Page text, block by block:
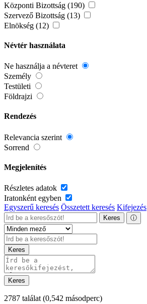
Központi Bizottság (190)
Szervező Bizottság (13)
Elnökség (12)
Névtér használata
Ne használja a névteret
Személy
Testületi
Földrajzi
Rendezés
Relevancia szerint
Sorrend
Megjelenítés
Részletes adatok
Iratonként egyben
Egyszerű keresés Összetett keresés Kifejezés
Keres ⓘ
Keres
Keres
2787 találat (0,542 másodperc)